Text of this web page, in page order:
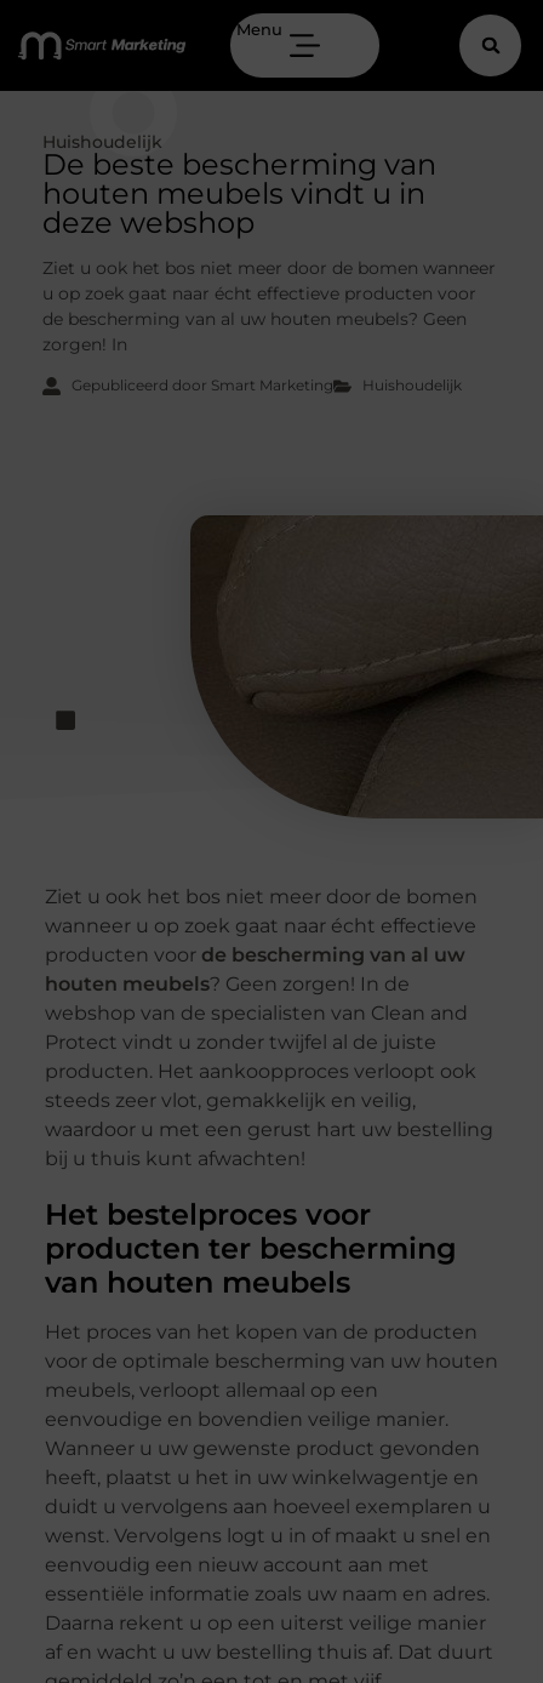
Menu
Huishoudelijk
De beste bescherming van
houten meubels vindt u in
deze webshop
Ziet u ook het bos niet meer door de bomen wanneer
u op zoek gaat naar écht effectieve producten voor
de bescherming van al uw houten meubels? Geen
zorgen! In
Gepubliceerd door Smart Marketing Huishoudelijk
Ziet u ook het bos niet meer door de bomen
wanneer u op zoek gaat naar écht effectieve
producten voor de bescherming van al uw
houten meubels? Geen zorgen! In de
webshop van de specialisten van Clean and
Protect vindt u zonder twijfel al de juiste
producten. Het aankoopproces verloopt ook
steeds zeer vlot, gemakkelijk en veilig,
waardoor u met een gerust hart uw bestelling
bij u thuis kunt afwachten!
Het bestelproces voor
producten ter bescherming
van houten meubels
Het proces van het kopen van de producten
voor de optimale bescherming van uw houten
meubels, verloopt allemaal op een
eenvoudige en bovendien veilige manier.
Wanneer u uw gewenste product gevonden
heeft, plaatst u het in uw winkelwagentje en
duidt u vervolgens aan hoeveel exemplaren u
wenst. Vervolgens logt u in of maakt u snel en
eenvoudig een nieuw account aan met
essentiële informatie zoals uw naam en adres.
Daarna rekent u op een uiterst veilige manier
af en wacht u uw bestelling thuis af. Dat duurt